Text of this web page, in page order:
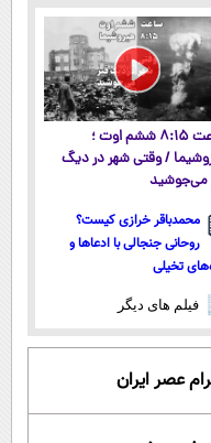
ساعت ۸:۱۵ ششم اوت ؛
/ وقتی شهر در دیگ
می‌جوشید
محمدباقر خرازی کیست؟
روحانی جنجالی با ادعاها و
تخیلی
فیلم های دیگر
عصر ایران